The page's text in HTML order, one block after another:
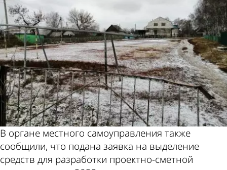
В органе местного самоуправления также
сообщили, что подана заявка на выделение
средств для разработки проектно-сметной